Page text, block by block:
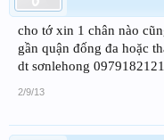
cho tớ xin 1 chân nào
gần quận đống đa hoặc
dt sơnlehong
2/9/13